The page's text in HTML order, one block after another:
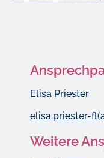
Elisa Priester
elisa.priester-
Weitere